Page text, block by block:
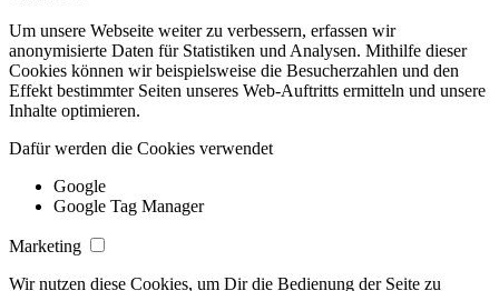
Um unsere Webseite weiter zu verbessern, erfassen wir
anonymisierte Daten für Statistiken und Analysen. Mithilfe dieser
Cookies können wir beispielsweise die Besucherzahlen und den
Effekt bestimmter Seiten unseres Web-Auftritts ermitteln und unsere
Inhalte optimieren.
Dafür werden die Cookies verwendet
Google
Google Tag Manager
Marketing
Wir nutzen diese Cookies, um Dir die Bedienung der Seite zu